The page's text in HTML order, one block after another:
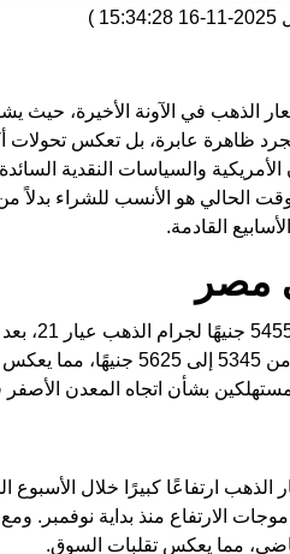
2025-11-16 15:34:28
)
الذهب في الآونة الأخيرة، حيث
ظاهرة عابرة، بل تعكس تحولات
الأمريكية والسياسات النقدية
الحالي هو الأنسب للشراء بدلاً
القادمة.
مصر
استقر سعر
بشأن اتجاه المعدن الأصفر
مما يعكس تقلبات السوق.